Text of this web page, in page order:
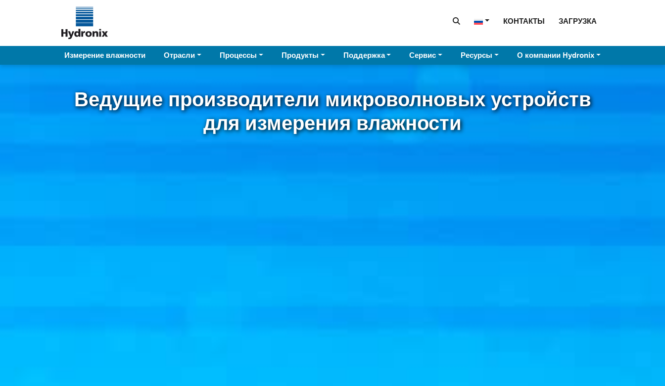
КОНТАКТЫ ЗАГРУЗКА
Измерение влажности Отрасли Процессы Продукты Поддержка Сервис Ресурсы О компании Hydronix
Ведущие производители микроволновых устройств
для измерения влажности